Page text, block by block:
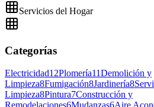
Servicios del Hogar
Categorías
Electricidad12Plomería11Demolición y
Limpieza8Fumigación8Jardinería8
Limpieza8Pintura7Construcción y